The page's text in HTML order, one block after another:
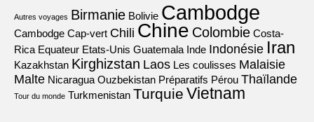
Autres voyages Birmanie Bolivie Cambodge
Cambodge Cap-vert Chili Chine Colombie Costa-
Rica Equateur Etats-Unis Guatemala Inde Indonésie Iran
Kazakhstan Kirghizstan Laos Les coulisses Malaisie
Malte Nicaragua Ouzbekistan Préparatifs Pérou Thaïlande
Tour du monde Turkmenistan Turquie Vietnam